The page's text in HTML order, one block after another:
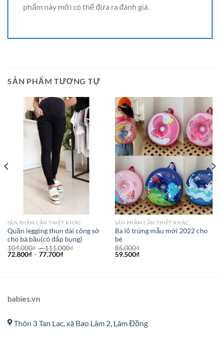
phẩm này mới có thể đưa ra đánh giá.
SẢN PHẨM TƯƠNG TỰ
SẢN PHẦM CẦN THIẾT KHÁC
Quần legging thun dài công sở
cho bà bầu(có đắp bụng)
104.000₫ –111.000₫
72.800₫– 77.700₫
SẢN PHẦM CẦN THIẾT KHÁC
Ba lô trứng mẫu mới 2022 cho
bé
85.000₫
59.500₫
babies.vn
Thôn 3 Tan Lac, xã Bao Lâm 2, Lâm Đồng